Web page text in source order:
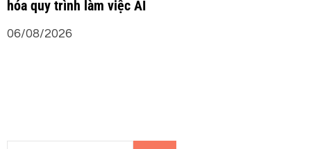
hóa quy trình làm việc AI
06/08/2026